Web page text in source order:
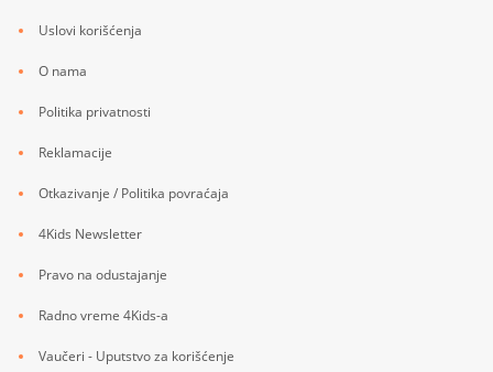
Uslovi korišćenja
O nama
Politika privatnosti
Reklamacije
Otkazivanje / Politika povraćaja
4Kids Newsletter
Pravo na odustajanje
Radno vreme 4Kids-a
Vaučeri - Uputstvo za korišćenje